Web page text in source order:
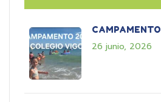
26 junio, 2026